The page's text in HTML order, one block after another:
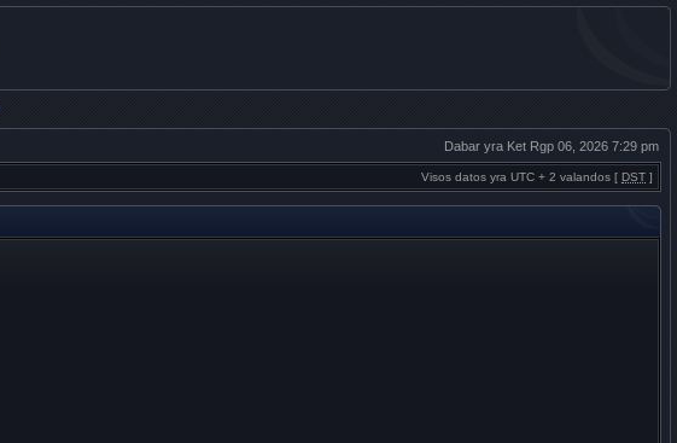
Dabar yra Ket Rgp 06, 2026 7:29 pm
Visos datos yra UTC + 2 valandos [ DST ]